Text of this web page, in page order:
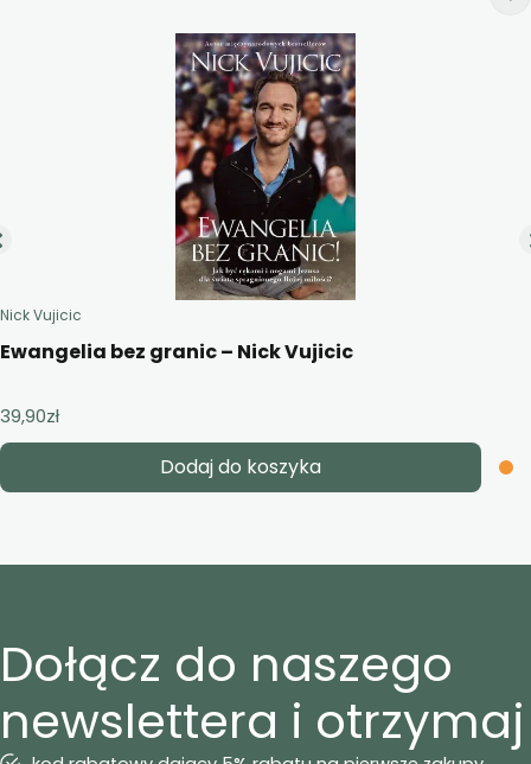
Nick Vujicic
Ewangelia bez granic – Nick Vujicic
39,90zł
Dodaj do koszyka
Dołącz do naszego
newslettera i otrzymaj